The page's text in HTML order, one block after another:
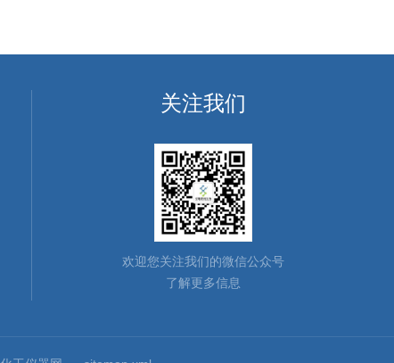
关注我们
欢迎您关注我们的微信公众号
了解更多信息